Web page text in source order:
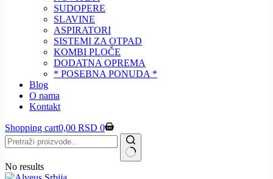
SUDOPERE
SLAVINE
ASPIRATORI
SISTEMI ZA OTPAD
KOMBI PLOČE
DODATNA OPREMA
* POSEBNA PONUDA *
Blog
O nama
Kontakt
Shopping cart0,00 RSD 0
No results